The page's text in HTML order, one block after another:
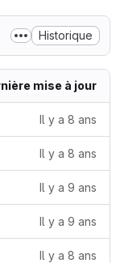
Historique
mise à jour
Il y a 8 ans
Il y a 8 ans
Il y a 9 ans
Il y a 9 ans
Il y a 8 ans